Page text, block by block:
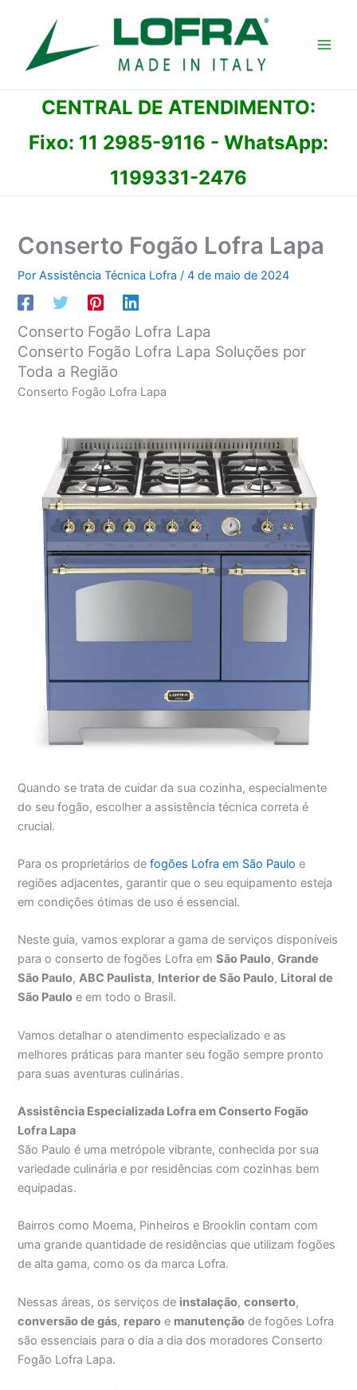
conteúdo
CENTRAL DE ATENDIMENTO:
Fixo: 11 2985-9116 - WhatsApp:
1199331-2476
Conserto Fogão Lofra Lapa
PorAssistência Técnica Lofra/4 de maio de 2024
Conserto Fogão Lofra Lapa
Conserto Fogão Lofra Lapa Soluções por
Toda a Região
Conserto Fogão Lofra Lapa
Quando se trata de cuidar da sua cozinha, especialmente
do seu fogão, escolher a assistência técnica correta é
crucial.
Para os proprietários defogões Lofra em São Paulo e
regiões adjacentes, garantir que o seu equipamento esteja
em condições ótimas de uso é essencial.
Neste guia, vamos explorar a gama de serviços disponíveis
para o conserto de fogões Lofra emSão Paulo,Grande
São Paulo,ABC Paulista, Interior de São Paulo, Litoral de
São Paulo e em todo o Brasil.
Vamos detalhar o atendimento especializado e as
melhores práticas para manter seu fogão sempre pronto
para suas aventuras culinárias.
Assistência Especializada Lofra em Conserto Fogão
Lofra Lapa
São Paulo é uma metrópole vibrante, conhecida por sua
variedade culinária e por residências com cozinhas bem
equipadas.
Bairros como Moema, Pinheiros e Brooklin contam com
uma grande quantidade de residências que utilizam fogões
de alta gama, como os da marca Lofra.
Nessas áreas, os serviços de instalação,conserto,
conversão de gás, reparo e manutenção de fogões Lofra
são essenciais para o dia a dia dos moradores Conserto
Fogão Lofra Lapa.